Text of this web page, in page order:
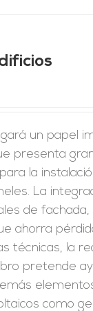
un papel
presenta
la
La
de
ahorra
técnicas, la
pretende
como